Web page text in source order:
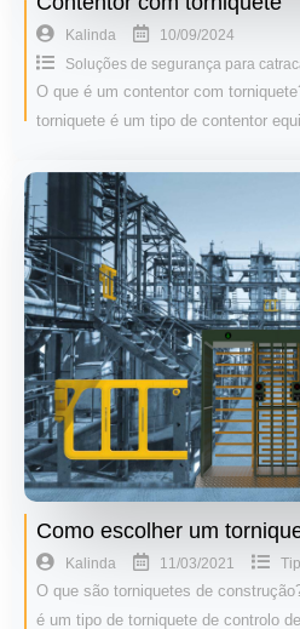
Kalinda
10/09/2024
Soluções de segurança para
O que é um contentor com
torniquete é um tipo de contentor
Como escolher um
Kalinda 11/03/2021
O que são torniquetes de
é um tipo de torniquete de controlo